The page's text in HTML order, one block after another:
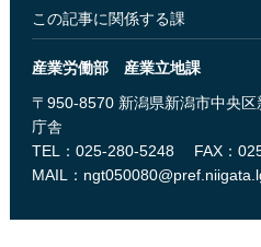
この記事に関係する課
産業労働部 産業立地課
〒950-8570 新潟県新潟市中央
庁舎
TEL：025-280-5248
FAX：
MAIL：